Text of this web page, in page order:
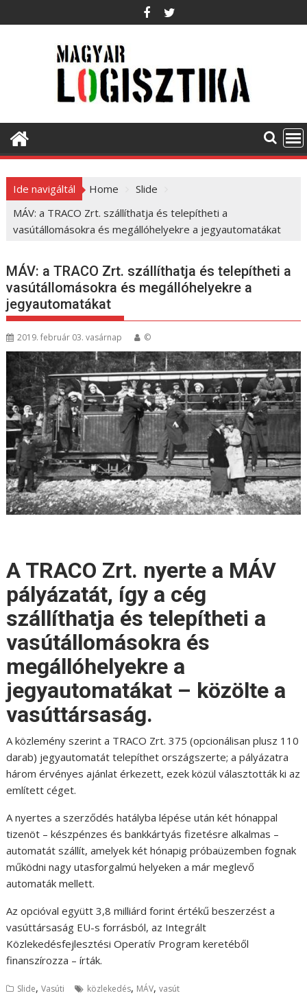
k
o
t
Ide navigáltál Home
Slide
MÁV: a TRACO Zrt. szállíthatja és telepítheti a
vasútállomásokra és megállóhelyekre a jegyautomatákat
MÁV: a TRACO Zrt. szállíthatja és telepítheti a
vasútállomásokra és megállóhelyekre a
jegyautomatákat
2019. február 03. vasárnap ©
A TRACO Zrt. nyerte a MÁV
pályázatát, így a cég
szállíthatja és telepítheti a
vasútállomásokra és
megállóhelyekre a
jegyautomatákat – közölte a
vasúttársaság.
A közlemény szerint a TRACO Zrt. 375 (opcionálisan plusz 110
darab) jegyautomatát telepíthet országszerte; a pályázatra
három érvényes ajánlat érkezett, ezek közül választották ki az
említett céget.
A nyertes a szerződés hatályba lépése után két hónappal
tizenöt – készpénzes és bankkártyás fizetésre alkalmas –
automatát szállít, amelyek két hónapig próbaüzemben fognak
működni nagy utasforgalmú helyeken a már meglevő
automaták mellett.
Az opcióval együtt 3,8 milliárd forint értékű beszerzést a
vasúttársaság EU-s forrásból, az Integrált
Közlekedésfejlesztési Operatív Program keretéből
finanszírozza – írták.
Slide,Vasúti közlekedés, MÁV,vasút